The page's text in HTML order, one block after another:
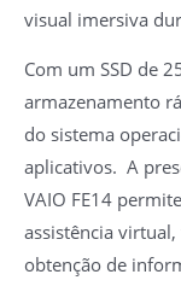
visual imersiva
Com um SSD de
armazenamento
do sistema
aplicativos. A
VAIO FE14
assistência
obtenção de